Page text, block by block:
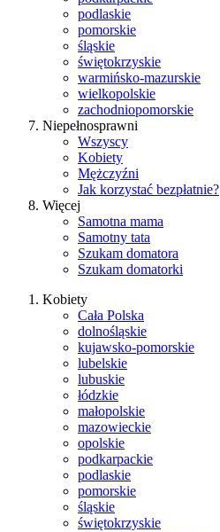
podlaskie
pomorskie
śląskie
świętokrzyskie
warmińsko-mazurskie
wielkopolskie
zachodniopomorskie
Niepełnosprawni
Wszyscy
Kobiety
Mężczyźni
Jak korzystać bezpłatnie?
Więcej
Samotna mama
Samotny tata
Szukam domatora
Szukam domatorki
Kobiety
Cała Polska
dolnośląskie
kujawsko-pomorskie
lubelskie
lubuskie
łódzkie
małopolskie
mazowieckie
opolskie
podkarpackie
podlaskie
pomorskie
śląskie
świętokrzyskie